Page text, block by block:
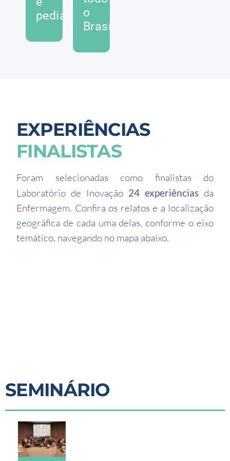
pediátricos
o
Brasil
EXPERIÊNCIAS
FINALISTAS
Foram selecionadas como finalistas do
Laboratório de Inovação 24 experiências da
Enfermagem. Confira os relatos e a localização
geográfica de cada uma delas, conforme o eixo
temático, navegando no mapa abaixo.
SEMINÁRIO